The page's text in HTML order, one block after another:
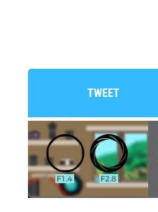
TWEET